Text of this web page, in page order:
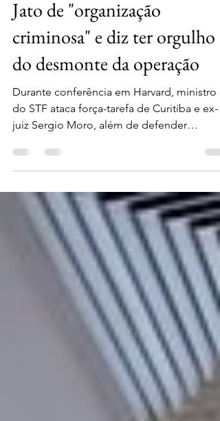
14 de abr. de 2025
2 min de leitura
Gilmar Mendes chama Lava
Jato de "organização
criminosa" e diz ter orgulho
do desmonte da operação
Durante conferência em Harvard, ministro
do STF ataca força-tarefa de Curitiba e ex-
Alexandre de Moraes nas ações do 8 de
Janeiro